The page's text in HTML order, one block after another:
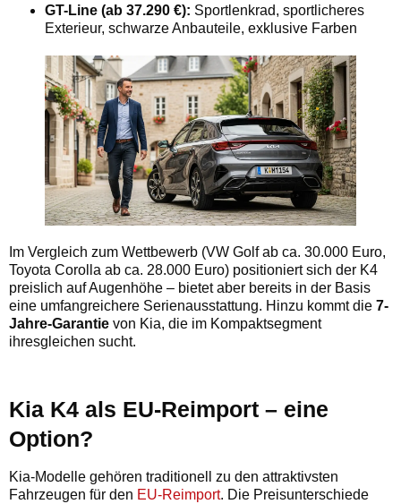
GT-Line (ab 37.290 €): Sportlenkrad, sportlicheres
Exterieur, schwarze Anbauteile, exklusive Farben
Im Vergleich zum Wettbewerb (VW Golf ab ca. 30.000 Euro,
Toyota Corolla ab ca. 28.000 Euro) positioniert sich der K4
preislich auf Augenhöhe – bietet aber bereits in der Basis
eine umfangreichere Serienausstattung. Hinzu kommt die 7-
Jahre-Garantie von Kia, die im Kompaktsegment
ihresgleichen sucht.
Kia K4 als EU-Reimport – eine
Option?
Kia-Modelle gehören traditionell zu den attraktivsten
Fahrzeugen für den EU-Reimport. Die Preisunterschiede